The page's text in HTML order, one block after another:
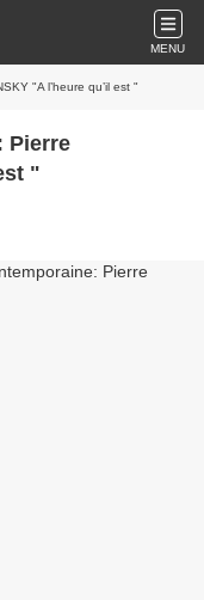
MENU
"A l’heure qu’il est "
Pierre
"